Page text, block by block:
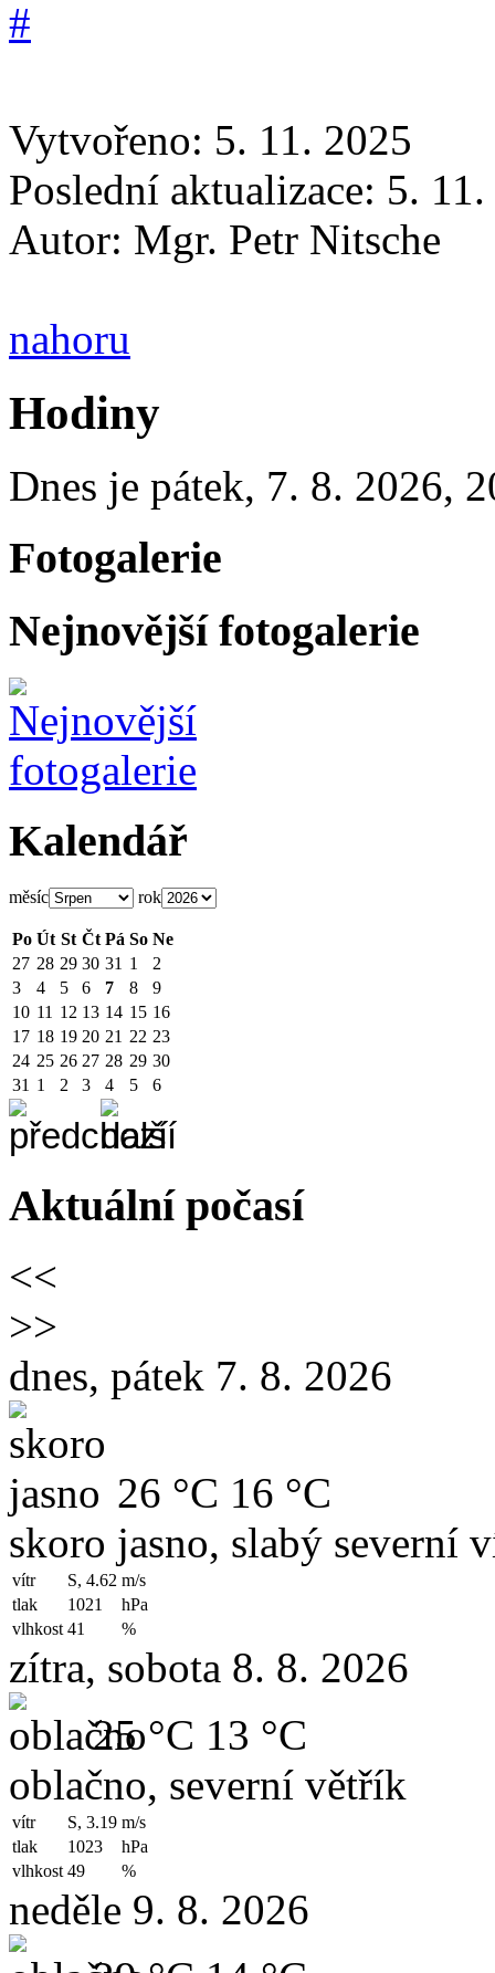
Vytvořeno: 5. 11. 2025
Poslední aktualizace: 5.
Autor: Mgr. Petr Nitsche
nahoru
Hodiny
Dnes je pátek, 7. 8. 2026,
Fotogalerie
Nejnovější fotogalerie
Kalendář
měsíc rok
Po Út St Čt Pá So Ne
27 28 29 30 31 1
2
3
4 5 6 7 8
9
10 11 12 13 14 15 16
17 18 19 20 21 22 23
24 25 26 27 28 29 30
31 1 2 3 4 5 6
Aktuální počasí
<<
>>
dnes, pátek 7. 8. 2026
26 °C 16 °C
skoro jasno, slabý severní
vítr S, 4.62 m/s
tlak
1021
hPa
vlhkost 41 %
zítra, sobota 8. 8. 2026
25 °C 13 °C
oblačno, severní větřík
vítr S, 3.19 m/s
tlak
1023
hPa
vlhkost 49 %
neděle 9. 8. 2026